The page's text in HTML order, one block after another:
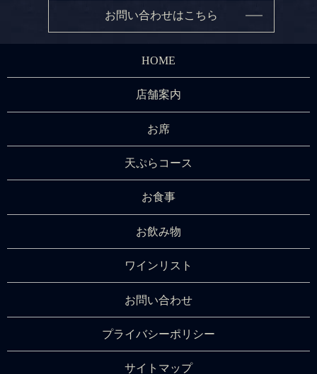
お問い合わせはこちら
HOME
店舗案内
お席
天ぷらコース
お食事
お飲み物
ワインリスト
お問い合わせ
プライバシーポリシー
サイトマップ